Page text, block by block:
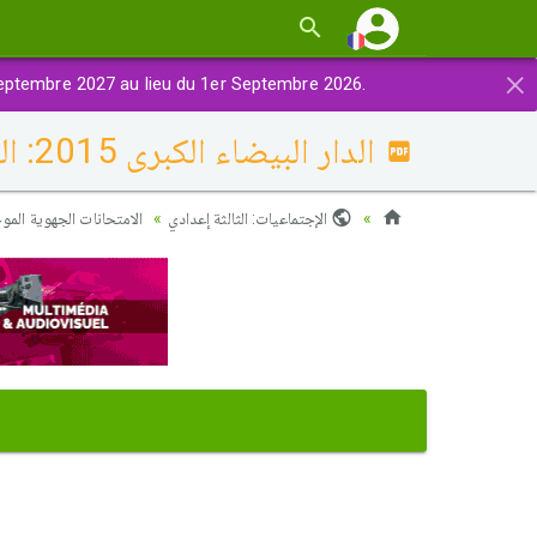
×
2027 au lieu du 1er Septembre 2026.
الدار البيضاء الكبرى 2015: التصحيح
الإجتماعيات: الثالثة إعدادي الامتحانات الجهوية الموحدة